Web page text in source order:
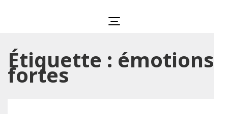
Étiquette : émotions
fortes